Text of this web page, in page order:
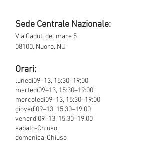
Sede Centrale Nazionale:
Via Caduti del mare 5
08100, Nuoro, NU
Orari:
lunedì09–13, 15:30–19:00
martedì09–13, 15:30–19:00
mercoledì09–13, 15:30–19:00
giovedì09–13, 15:30–19:00
venerdì09–13, 15:30–19:00
sabato-Chiuso
domenica-Chiuso